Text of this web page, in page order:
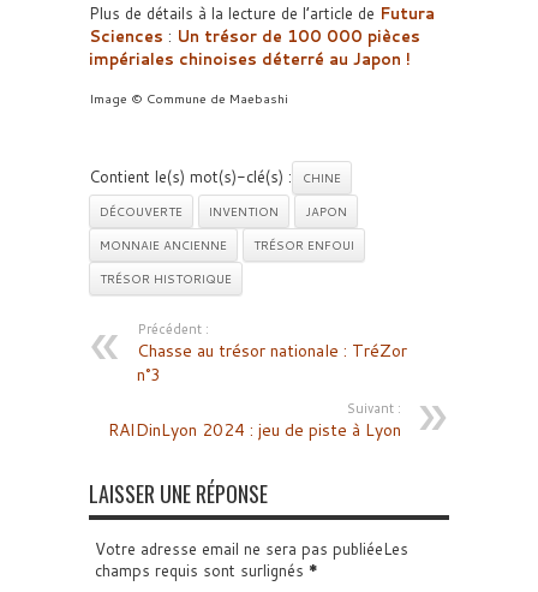
Plus de détails à la lecture de l’article de Futura
Sciences : Un trésor de 100 000 pièces
impériales chinoises déterré au Japon !
Image © Commune de Maebashi
Contient le(s) mot(s)-clé(s) :
CHINE
DÉCOUVERTE
INVENTION
JAPON
MONNAIE ANCIENNE
TRÉSOR ENFOUI
TRÉSOR HISTORIQUE
Précédent :
Chasse au trésor nationale : TréZor
n°3
Suivant :
RAIDinLyon 2024 : jeu de piste à Lyon
LAISSER UNE RÉPONSE
Votre adresse email ne sera pas publiéeLes
champs requis sont surlignés *